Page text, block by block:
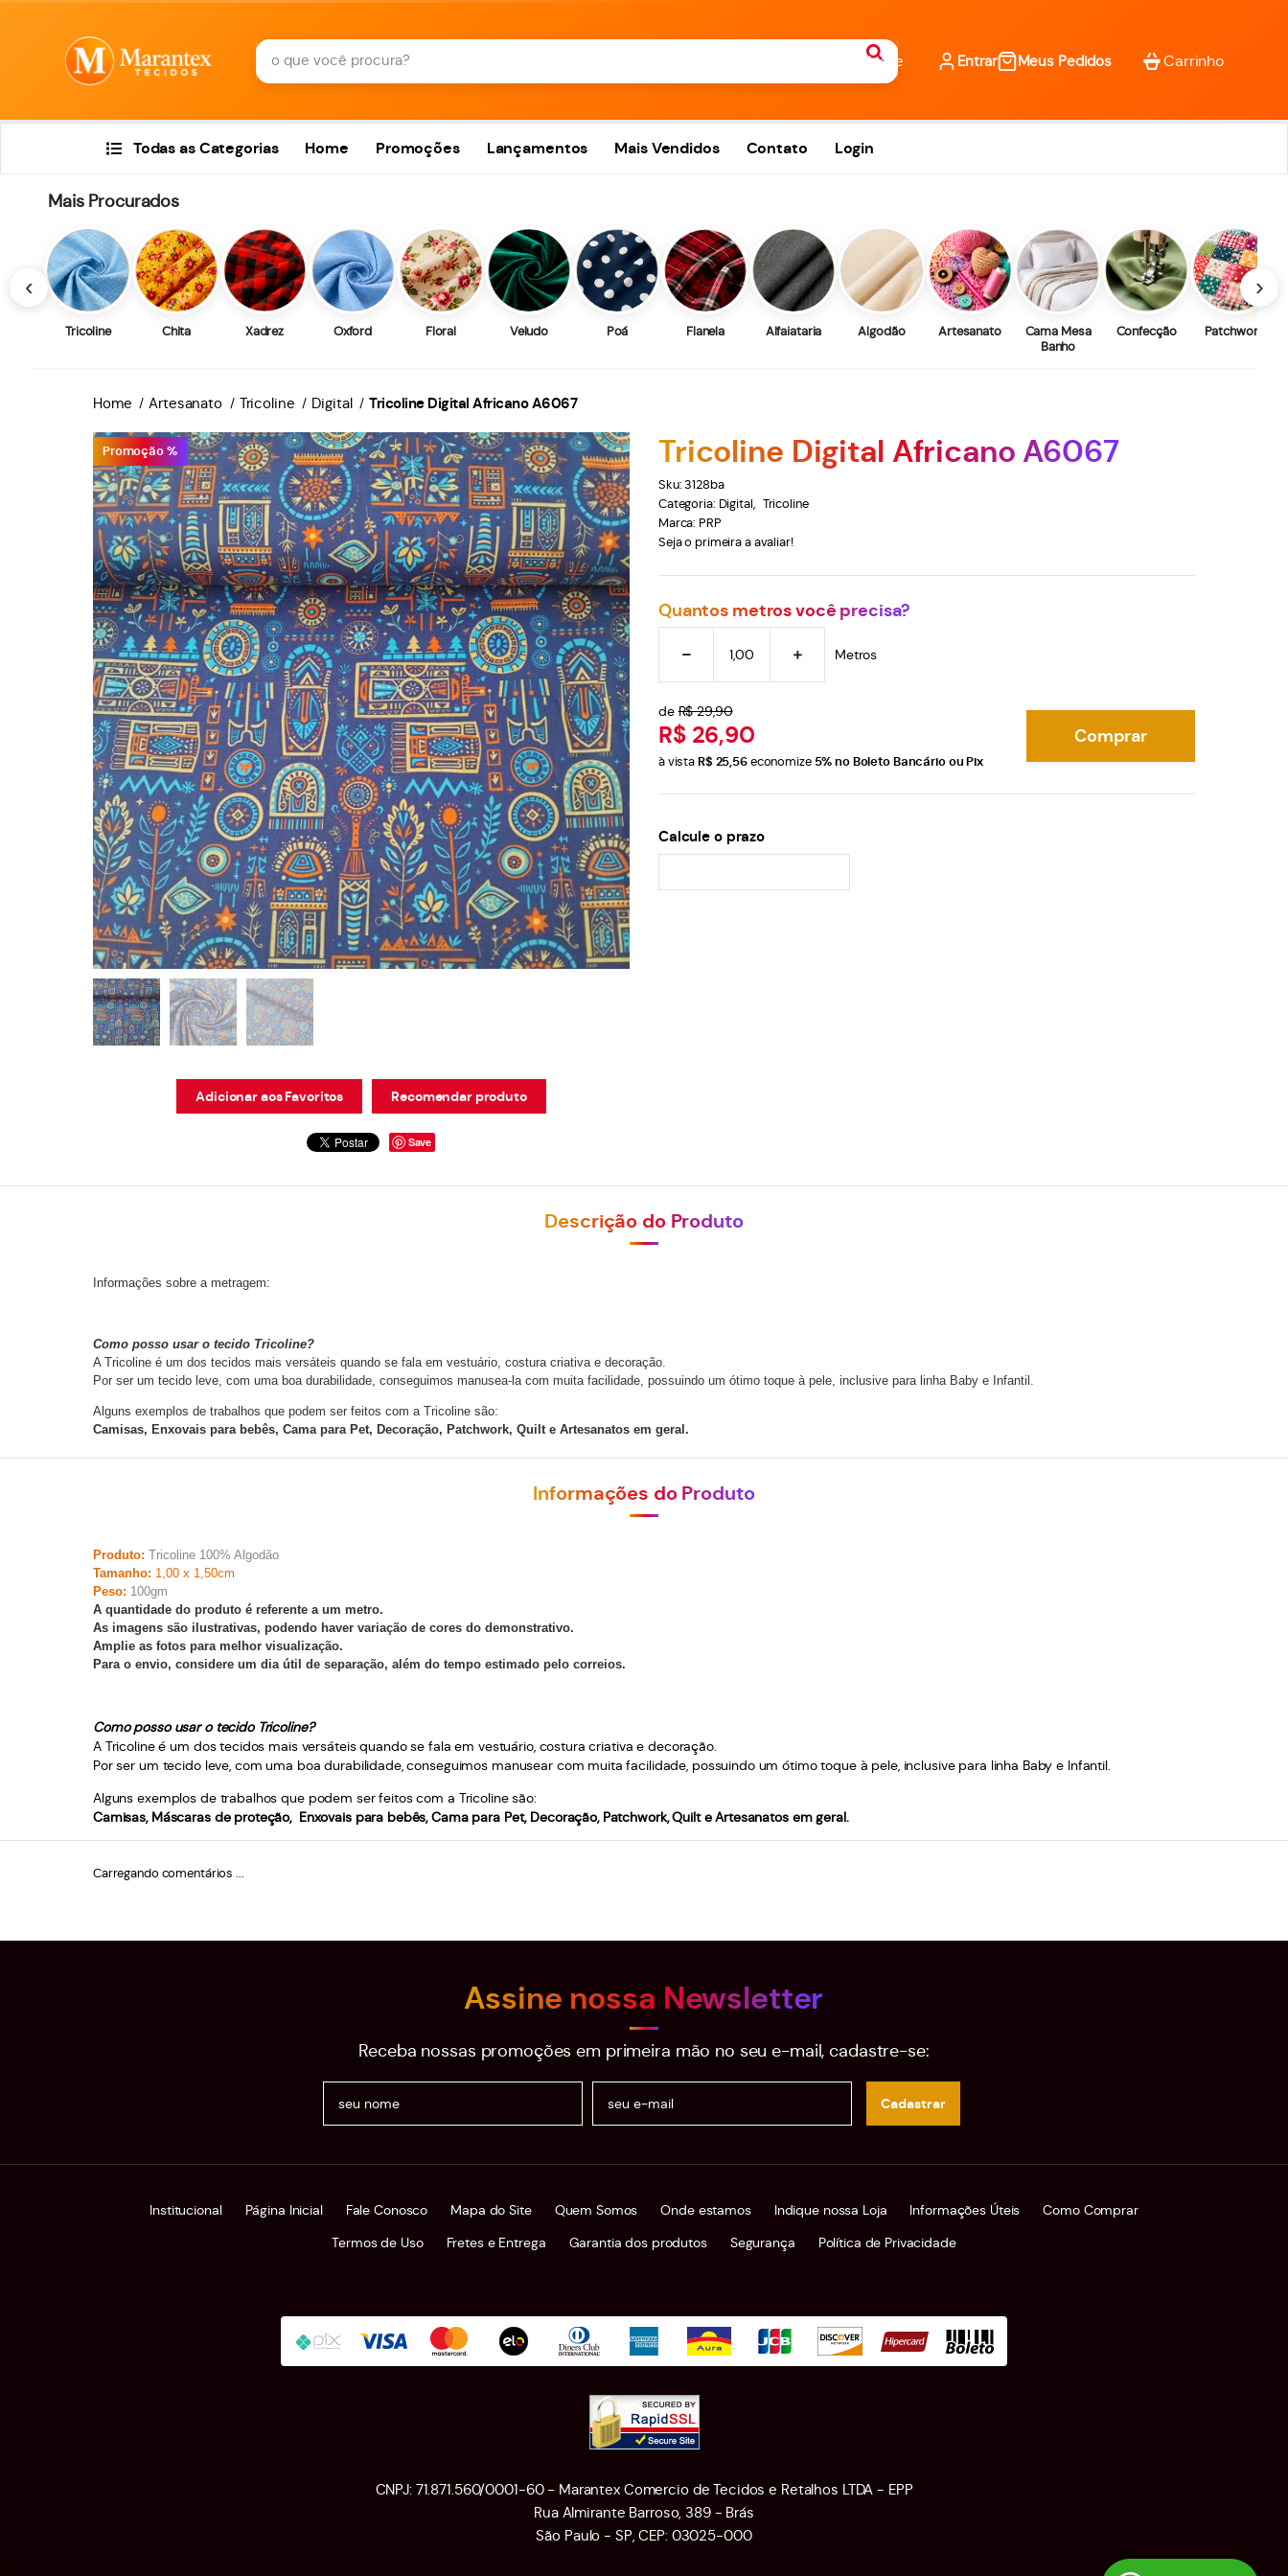
Entrar Meus Pedidos
Todas as Categorias Home Promoções Lançamentos Mais Vendidos Contato Login
‹
Mais Procurados
Tricoline Chita Xadrez Oxford Floral Veludo Poá Flanela Alfaiataria Algodão Artesanato
Cama Mesa
Banho
Confecção Patchwork
›
Home Artesanato Tricoline Digital Tricoline Digital Africano A6067
Adicionar aos Favoritos Recomendar produto
Save
Promoção % Tricoline Digital Africano A6067
Sku:3128ba
Categoria: Digital
Tricoline
Marca: PRP
Seja o primeira a avaliar!
Quantos metros você precisa?
Metros
de R$ 29,90
R$ 26,90
à vistaR$ 25,56economize 5%no Boleto Bancário ou Pix
Comprar
Calcule o prazo
Descrição do Produto
Informações sobre a metragem:
Como posso usar o tecido Tricoline?
A Tricoline é um dos tecidos mais versáteis quando se fala em vestuário, costura criativa e decoração.
Por ser um tecido leve, com uma boa durabilidade, conseguimos manusea-la com muita facilidade, possuindo um ótimo toque à pele, inclusive para linha Baby e Infantil.
Alguns exemplos de trabalhos que podem ser feitos com a Tricoline são:
Camisas, Enxovais para bebês, Cama para Pet, Decoração, Patchwork, Quilt e Artesanatos em geral.
Informações do Produto
Produto: Tricoline 100% Algodão
Tamanho: 1,00 x 1,50cm
Peso: 100gm
A quantidade do produto é referente a um metro.
As imagens são ilustrativas, podendo haver variação de cores do demonstrativo.
Amplie as fotos para melhor visualização.
Para o envio, considere um dia útil de separação, além do tempo estimado pelo correios.
Como posso usar o tecido Tricoline?
A Tricoline é um dos tecidos mais versáteis quando se fala em vestuário, costura criativa e decoração.
Por ser um tecido leve, com uma boa durabilidade, conseguimos manusear com muita facilidade, possuindo um ótimo toque à pele, inclusive para linha Baby e Infantil.
Alguns exemplos de trabalhos que podem ser feitos com a Tricoline são:
Camisas, Máscaras de proteção, Enxovais para bebês, Cama para Pet, Decoração, Patchwork, Quilt e Artesanatos em geral.
Carregando comentários ...
Assine nossa Newsletter
Receba nossas promoções em primeira mão no seu e-mail, cadastre-se:
Cadastrar
Institucional Página Inicial Fale Conosco Mapa do Site Quem Somos Onde estamos Indique nossa Loja Informações Úteis
Como Comprar
Termos de Uso
Fretes e Entrega Garantia dos produtos Segurança Política de Privacidade
CNPJ: 71.871.560/0001-60 - Marantex Comercio de Tecidos e Retalhos LTDA - EPP
Rua Almirante Barroso, 389- Brás
São Paulo - SP,CEP: 03025-000